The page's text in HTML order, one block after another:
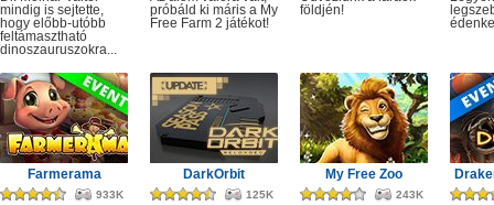
mindig is sejtette,
hogy előbb-utóbb
feltámasztható
dinoszauruszokra...
próbáld ki máris a My
Free Farm 2 játékot!
földjén!
Farmerama
933K
DarkOrbit
125K
My Free Zoo
243K